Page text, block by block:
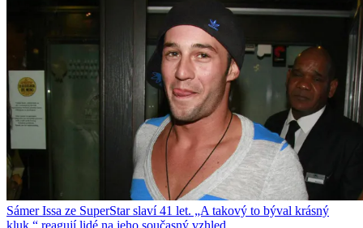
Sámer Issa ze SuperStar slaví 41 let. „A takový to býval krásný